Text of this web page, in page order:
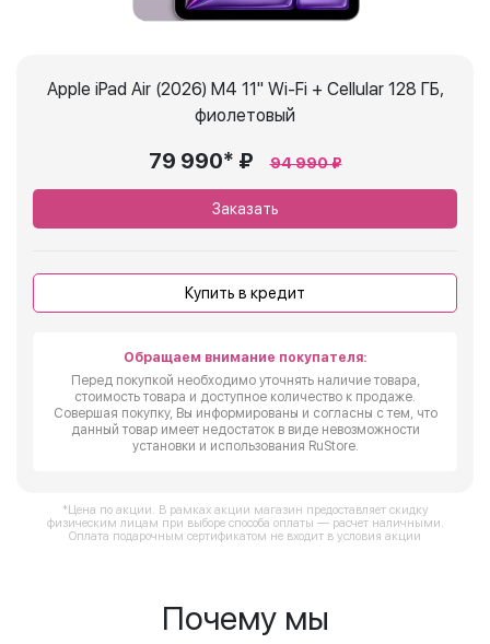
Apple iPad Air (2026) M4 11" Wi-Fi + Cellular 128 ГБ,
фиолетовый
79 990* ₽ 94 990 ₽
Заказать
Купить в кредит
Обращаем внимание покупателя:
Перед покупкой необходимо уточнять наличие товара,
стоимость товара и доступное количество к продаже.
Совершая покупку, Вы информированы и согласны с тем, что
данный товар имеет недостаток в виде невозможности
установки и использования RuStore.
*Цена по акции. В рамках акции магазин предоставляет скидку
физическим лицам при выборе способа оплаты — расчет наличными.
Оплата подарочным сертификатом не входит в условия акции
Почему мы